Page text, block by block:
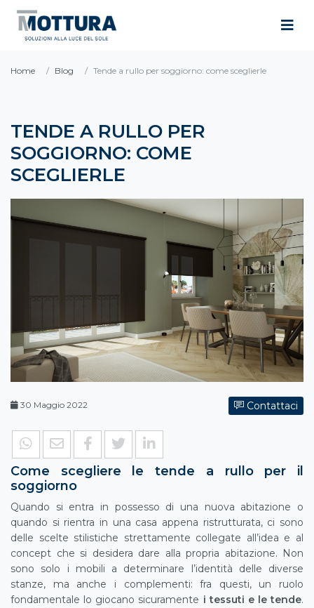
Home Blog Tende a rullo per soggiorno: come sceglierle
TENDE A RULLO PER
SOGGIORNO: COME
SCEGLIERLE
30 Maggio 2022 Contattaci
Come scegliere le tende a rullo per il
soggiorno
Quando si entra in possesso di una nuova abitazione o
quando si rientra in una casa appena ristrutturata, ci sono
delle scelte stilistiche strettamente collegate all’idea e al
concept che si desidera dare alla propria abitazione. Non
sono solo i mobili a determinare l’identità delle diverse
stanze, ma anche i complementi: fra questi, un ruolo
fondamentale lo giocano sicuramente i tessuti e le tende.